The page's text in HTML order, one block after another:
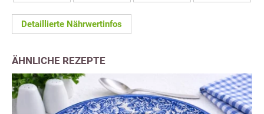
Detaillierte Nährwertinfos
ÄHNLICHE REZEPTE